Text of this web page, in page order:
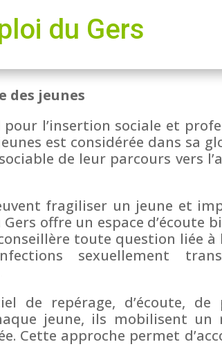
du Gers
des jeunes
l’insertion sociale et
est considérée dans sa
de leur parcours vers
fragiliser un jeune et
offre un espace d’écoute
toute question liée à
sexuellement
de repérage, d’écoute, de
jeune, ils mobilisent un
Cette approche permet